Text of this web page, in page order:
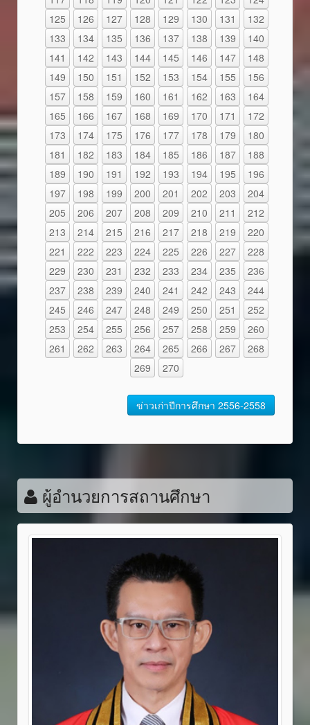
125
126 127 128 129 130 131
132
133
134 135 136 137 138 139
140
141
142 143 144 145 146 147
148
149
150 151 152 153 154 155
156
157
158 159 160 161 162 163
164
165
166 167 168 169 170 171
172
173
174 175 176 177 178 179
180
181
182 183 184 185 186 187
188
189
190 191 192 193 194 195
196
197
198 199 200 201 202 203
204
205
206 207 208 209 210 211
212
213
214 215 216 217 218 219
220
221
222 223 224 225 226 227
228
229
230 231 232 233 234 235
236
237
238 239 240 241 242 243
244
245
246 247 248 249 250 251
252
253
254 255 256 257 258 259
260
261
262 263 264 265 266 267
268
269
270
ข่าวเก่าปีการศึกษา 2556-2558
ผู้อำนวยการสถานศึกษา